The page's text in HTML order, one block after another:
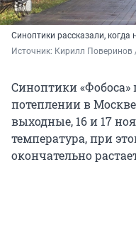
Синоптики рассказали,
Источник: Кирилл Поверинов
Синоптики
потеплении в
выходные, 16 и 17
температура, при
окончательно